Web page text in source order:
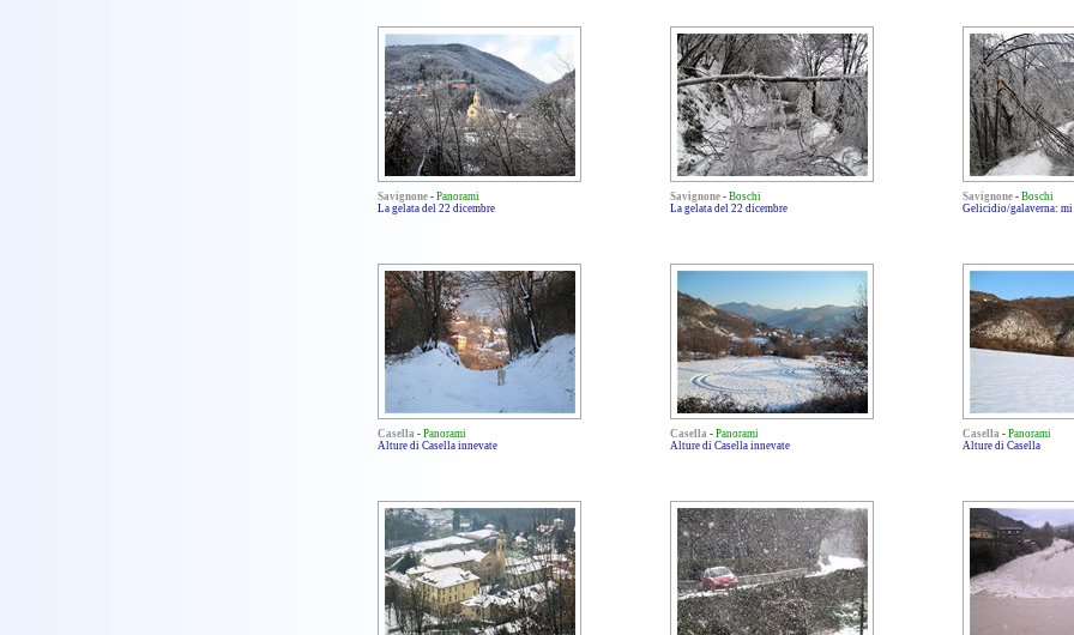
Savignone - Panorami
La gelata del 22 dicembre
Savignone - Boschi
La gelata del 22 dicembre
Savignone - Boschi
Gelicidio/galaverna: mi
Casella - Panorami
Alture di Casella innevate
Casella - Panorami
Alture di Casella innevate
Casella - Panorami
Alture di Casella